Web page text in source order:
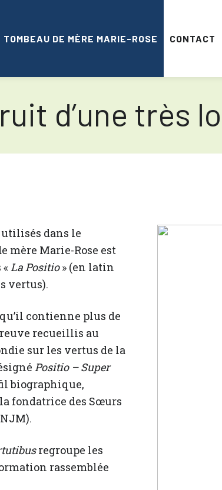
TOMBEAU DE MÈRE MARIE-ROSE CONTACT
d’une très
utilisés dans le
mère Marie-Rose est
La Positio» (en latin
vertus).
contienne plus de
recueillis au
sur les vertus de la
Positio – Super
biographique,
fondatrice des Sœurs
regroupe les
rassemblée